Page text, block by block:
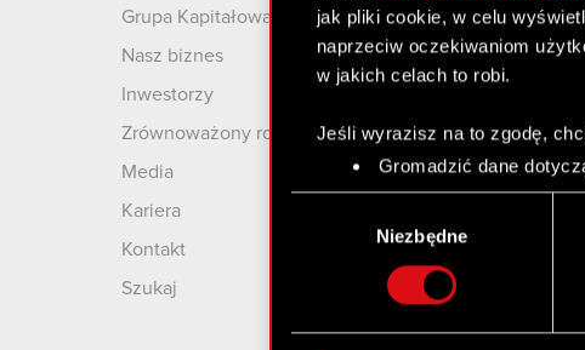
jak pliki cookie, w celu
naprzeciw oczekiwaniom
w jakich celach to robi.
Jeśli wyrazisz na to zgodę,
Gromadzić dane
Identyfikować Twoje
Dowiedz się więcej odnośnie
szczegółów . W Deklaracji
Wykorzystujemy pliki cookie
Niezbędne
Grupa Kapitałowa
Nasz biznes
Inwestorzy
Zrównoważony rozwój
Media
Kariera
Kontakt
Szukaj
Cyberpunk
Wolności
Cyberpunk
Wiedźmin
GWINT: